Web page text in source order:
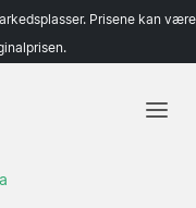
Prisene kan være